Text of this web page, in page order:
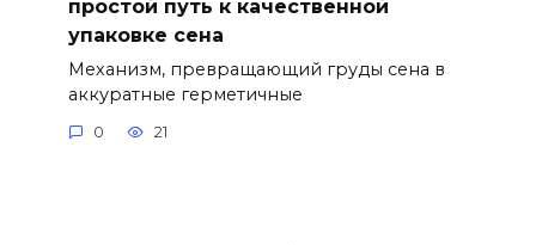
простой путь к качественной
упаковке сена
Механизм, превращающий груды сена в
аккуратные герметичные
0 21